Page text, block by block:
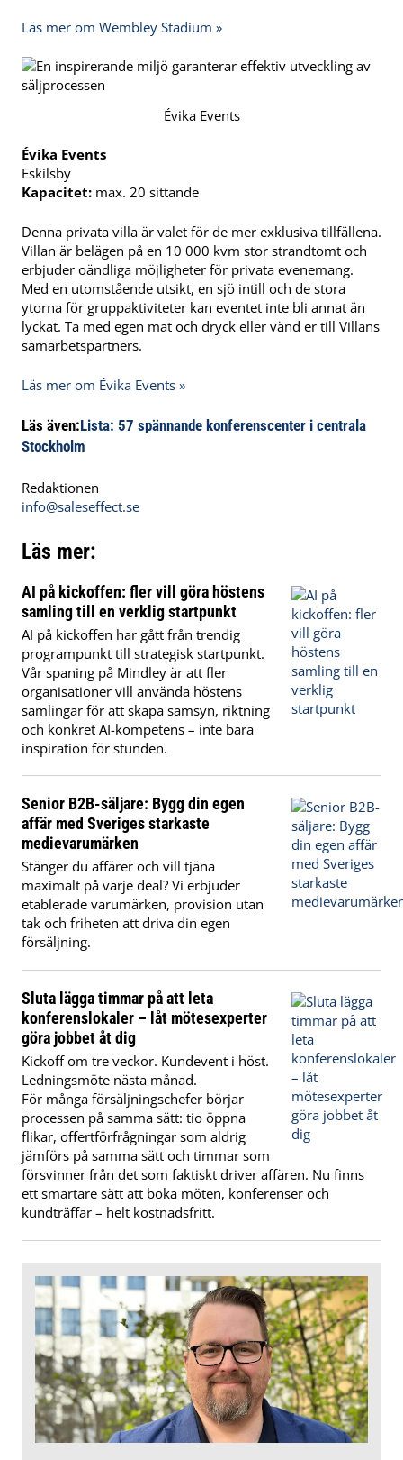
Läs mer om Wembley Stadium »
Évika Events
Évika Events
Eskilsby
Kapacitet: max. 20 sittande
Denna privata villa är valet för de mer exklusiva tillfällena.
Villan är belägen på en 10 000 kvm stor strandtomt och
erbjuder oändliga möjligheter för privata evenemang.
Med en utomstående utsikt, en sjö intill och de stora
ytorna för gruppaktiviteter kan eventet inte bli annat än
lyckat. Ta med egen mat och dryck eller vänd er till Villans
samarbetspartners.
Läs mer om Évika Events »
Läs även:Lista: 57 spännande konferenscenter i centrala
Stockholm
Redaktionen
info@saleseffect.se
Läs mer:
AI på kickoffen: fler vill göra höstens
samling till en verklig startpunkt
AI på kickoffen har gått från trendig
programpunkt till strategisk startpunkt.
Vår spaning på Mindley är att fler
organisationer vill använda höstens
samlingar för att skapa samsyn, riktning
och konkret AI-kompetens – inte bara
inspiration för stunden.
Senior B2B-säljare: Bygg din egen
affär med Sveriges starkaste
medievarumärken
Stänger du affärer och vill tjäna
maximalt på varje deal? Vi erbjuder
etablerade varumärken, provision utan
tak och friheten att driva din egen
försäljning.
Sluta lägga timmar på att leta
konferenslokaler – låt mötesexperter
göra jobbet åt dig
Kickoff om tre veckor. Kundevent i höst.
Ledningsmöte nästa månad.
För många försäljningschefer börjar
processen på samma sätt: tio öppna
flikar, offertförfrågningar som aldrig
jämförs på samma sätt och timmar som
försvinner från det som faktiskt driver affären. Nu finns
ett smartare sätt att boka möten, konferenser och
kundträffar – helt kostnadsfritt.